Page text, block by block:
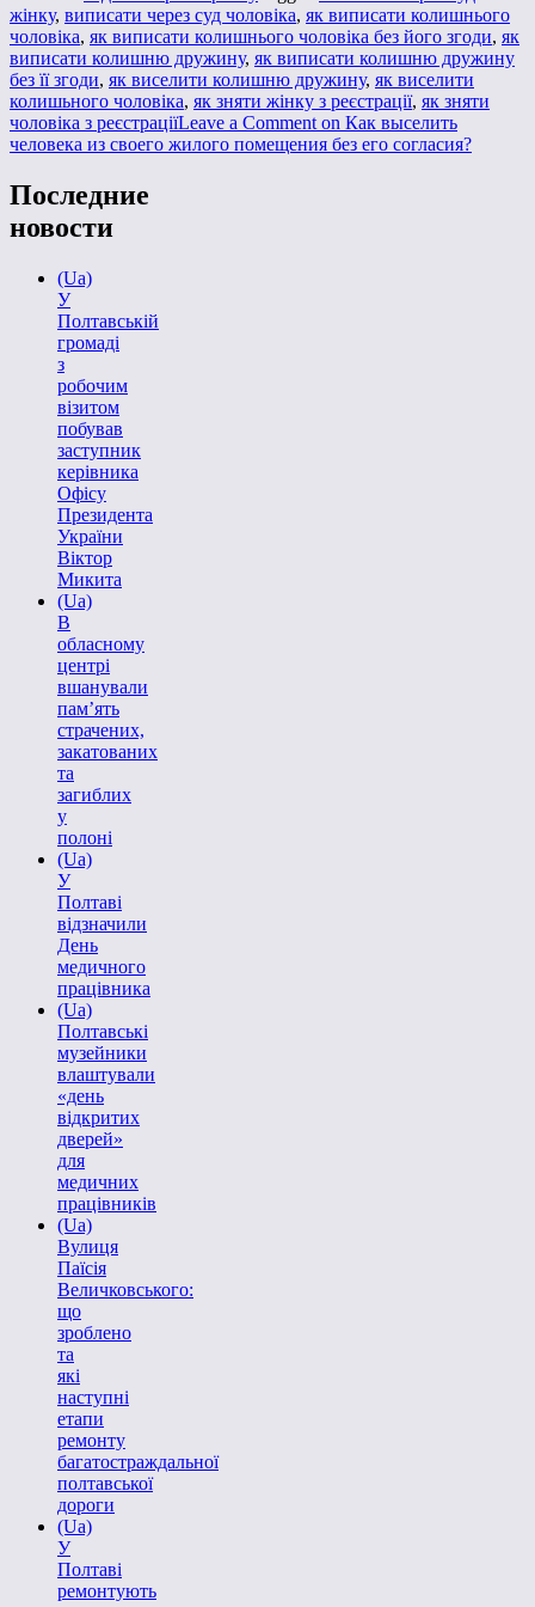
жінку, виписати через суд чоловіка, як виписати колишнього
чоловіка, як виписати колишнього чоловіка без його згоди, як
виписати колишню дружину, як виписати колишню дружину
без її згоди, як виселити колишню дружину, як виселити
колишьного чоловіка, як зняти жінку з реєстрації, як зняти
чоловіка з реєстраціїLeave a Comment on Как выселить
человека из своего жилого помещения без его согласия?
Последние
новости
(Ua)
У
Полтавській
громаді
з
робочим
візитом
побував
заступник
керівника
Офісу
Президента
України
Віктор
Микита
(Ua)
В
обласному
центрі
вшанували
пам’ять
страчених,
закатованих
та
загиблих
у
полоні
(Ua)
У
Полтаві
відзначили
День
медичного
працівника
(Ua)
Полтавські
музейники
влаштували
«день
відкритих
дверей»
для
медичних
працівників
(Ua)
Вулиця
Паїсія
Величковського:
що
зроблено
та
які
наступні
етапи
ремонту
багатостраждальної
полтавської
дороги
(Ua)
У
Полтаві
ремонтують